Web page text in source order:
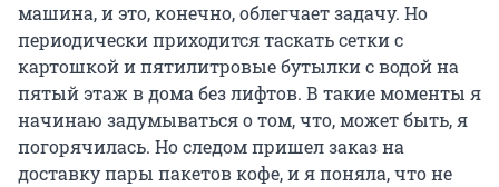
машина, и это, конечно, облегчает задачу. Но
периодически приходится таскать сетки с
картошкой и пятилитровые бутылки с водой на
пятый этаж в дома без лифтов. В такие моменты я
начинаю задумываться о том, что, может быть, я
погорячилась. Но следом пришел заказ на
доставку пары пакетов кофе, и я поняла, что не